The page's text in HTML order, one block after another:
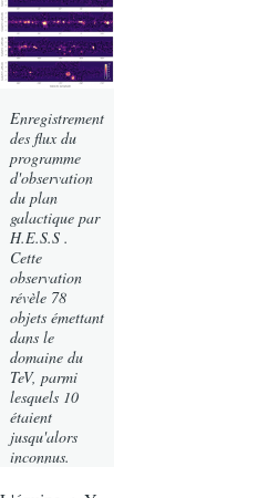
Enregistrement
des flux du
programme
d'observation
du plan
galactique par
H.E.S.S .
Cette
observation
révèle 78
objets émettant
dans le
domaine du
TeV, parmi
lesquels 10
étaient
jusqu'alors
inconnus.